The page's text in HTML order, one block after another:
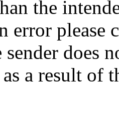
the
error please
sender does
a result of